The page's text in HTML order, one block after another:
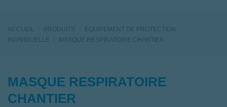
ACCUEIL PRODUITS
ÉQUIPEMENT DE PROTECTION
INDIVIDUELLE
MASQUE RESPIRATOIRE CHANTIER
MASQUE RESPIRATOIRE
CHANTIER